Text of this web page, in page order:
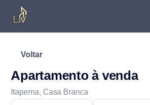
Voltar
Apartamento à venda
Itapema, Casa Branca